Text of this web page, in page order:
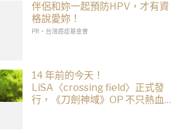
伴侶和妳一起預防HPV，才有資
格說愛妳！
PR・台灣癌症基金會
14 年前的今天！
LiSA〈crossing field〉正式發
行，《刀劍神域》OP 不只熱血還